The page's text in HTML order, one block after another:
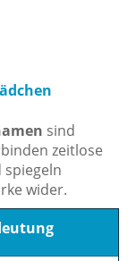
sind
zeitlose
spiegeln
wider.